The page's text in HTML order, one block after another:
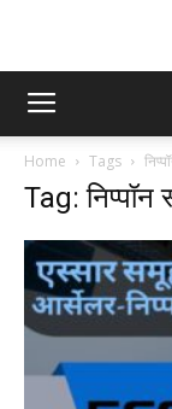
Home Tags
Tag: निप्पॉन